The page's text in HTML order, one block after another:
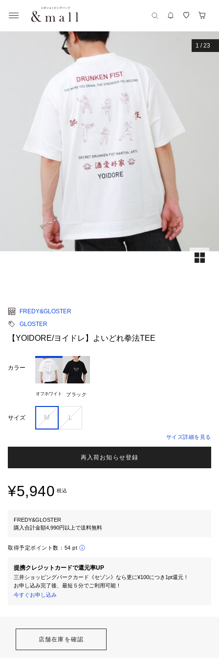
1 /23
FREDY&GLOSTER
GLOSTER
【YOIDORE/ヨイドレ】よいどれ拳法TEE
カラー
オフホワイト ブラック
サイズ M L
サイズ詳細を見る
再入荷お知らせ登録
¥5,940 税込
FREDY&GLOSTER
購入合計金額4,990円以上で送料無料
取得予定ポイント数： 54 pt
提携クレジットカードで還元率UP
三井ショッピングパークカード《セゾン》なら更に¥100につき1pt還元！
お申し込み完了後、最短５分でご利用可能！
今すぐお申し込み
店舗在庫を確認